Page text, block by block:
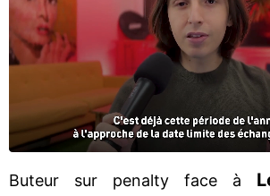
Buteur sur penalty face à